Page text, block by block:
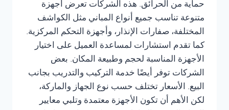
حماية من الحرائق. هذه الشركات تعرض أجهزة
متنوعة تناسب جميع أنواع المباني مثل الكواشف
المختلفة، صفارات الإنذار، وأجهزة التحكم المركزية.
كما تقدم استشارات لمساعدة العميل على اختيار
الأجهزة المناسبة لحجم وطبيعة المكان. بعض
الشركات توفر أيضًا خدمة التركيب والتدريب بجانب
البيع. الأسعار تختلف حسب نوع الجهاز والماركة،
لكن الأهم أن تكون الأجهزة معتمدة وتلبي معايير